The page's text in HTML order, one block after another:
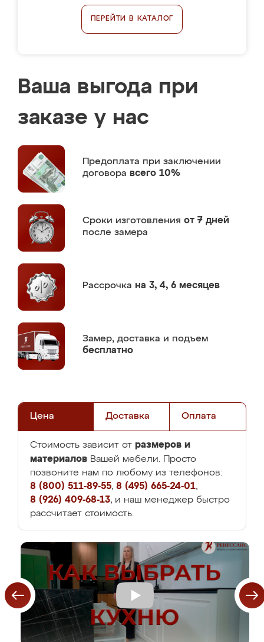
ПЕРЕЙТИ В КАТАЛОГ
Ваша выгода при
заказе у нас
Предоплата при заключении
договора всего 10%
Сроки изготовления от 7 дней
после замера
Рассрочка на 3, 4, 6 месяцев
Замер, доставка и подъем
бесплатно
Цена Доставка Оплата
Стоимость зависит от размеров и
материалов Вашей мебели. Просто
позвоните нам по любому из телефонов:
8 (800) 511-89-55, 8 (495) 665-24-01,
8 (926) 409-68-13, и наш менеджер быстро
рассчитает стоимость.